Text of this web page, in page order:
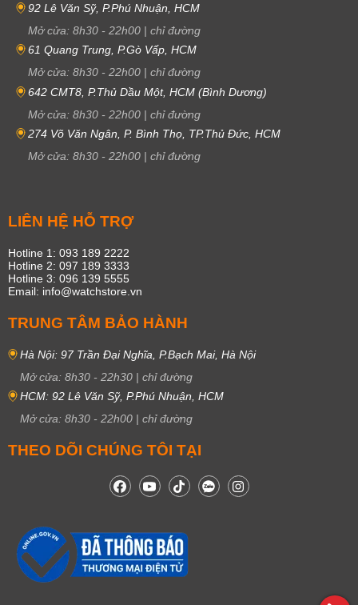
92 Lê Văn Sỹ, P.Phú Nhuận, HCM
Mở cửa: 8h30 - 22h00 | chỉ đường
61 Quang Trung, P.Gò Vấp, HCM
Mở cửa: 8h30 - 22h00 | chỉ đường
642 CMT8, P.Thủ Dầu Một, HCM (Bình Dương)
Mở cửa: 8h30 - 22h00 | chỉ đường
274 Võ Văn Ngân, P. Bình Thọ, TP.Thủ Đức, HCM
Mở cửa: 8h30 - 22h00 | chỉ đường
LIÊN HỆ HỖ TRỢ
Hotline 1: 093 189 2222
Hotline 2: 097 189 3333
Hotline 3: 096 139 5555
Email: info@watchstore.vn
TRUNG TÂM BẢO HÀNH
Hà Nội: 97 Trần Đại Nghĩa, P.Bạch Mai, Hà Nội
Mở cửa: 8h30 - 22h30 | chỉ đường
HCM: 92 Lê Văn Sỹ, P.Phú Nhuận, HCM
Mở cửa: 8h30 - 22h00 | chỉ đường
THEO DÕI CHÚNG TÔI TẠI